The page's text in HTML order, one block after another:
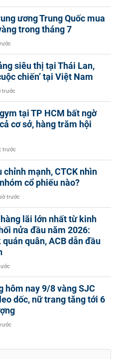
ương Trung Quốc mua
trong tháng 7
siêu thị tại Thái Lan,
chiến’ tại Việt Nam
trước
tại TP HCM bất ngờ
cơ sở, hàng trăm hội
trước
chỉnh mạnh, CTCK nhìn
cổ phiếu nào?
trước
lãi lớn nhất từ kinh
nửa đầu năm 2026:
quân, ACB dẫn đầu
hôm nay 9/8 vàng SJC
dốc, nữ trang tăng tới 6